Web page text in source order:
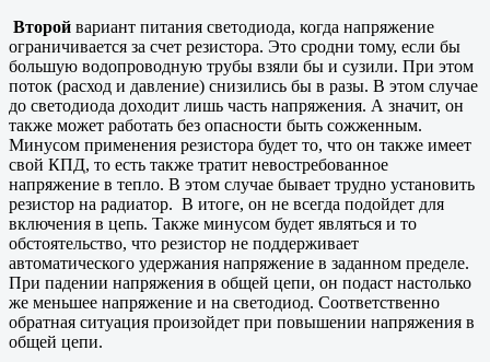
Второй вариант питания светодиода, когда напряжение
ограничивается за счет резистора. Это сродни тому, если бы
большую водопроводную трубы взяли бы и сузили. При этом
поток (расход и давление) снизились бы в разы. В этом случае
до светодиода доходит лишь часть напряжения. А значит, он
также может работать без опасности быть сожженным.
Минусом применения резистора будет то, что он также имеет
свой КПД, то есть также тратит невостребованное
напряжение в тепло. В этом случае бывает трудно установить
резистор на радиатор. В итоге, он не всегда подойдет для
включения в цепь. Также минусом будет являться и то
обстоятельство, что резистор не поддерживает
автоматического удержания напряжение в заданном пределе.
При падении напряжения в общей цепи, он подаст настолько
же меньшее напряжение и на светодиод. Соответственно
обратная ситуация произойдет при повышении напряжения в
общей цепи.